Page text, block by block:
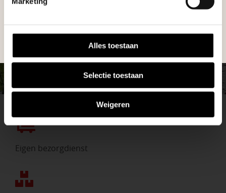
Alles toestaan
Selectie toestaan
Weigeren
Eigen bezorgdienst